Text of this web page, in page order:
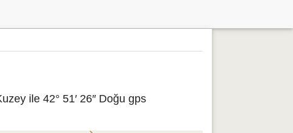
ile 42° 51′ 26″ Doğu gps